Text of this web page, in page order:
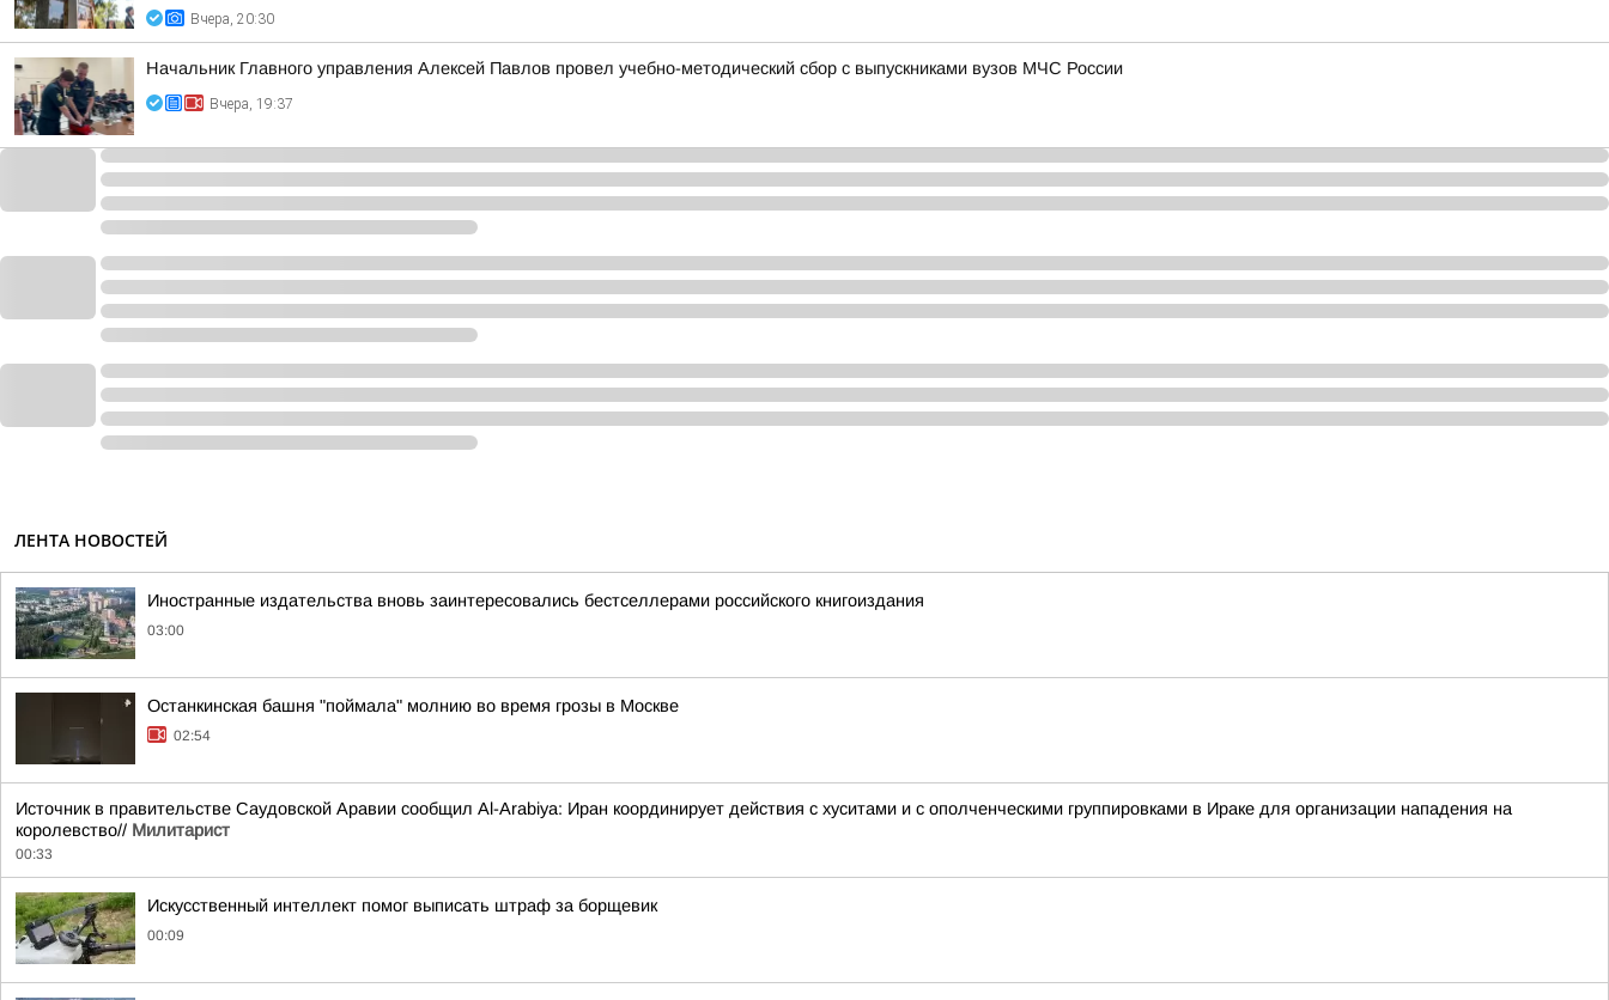
Вчера, 20:30
Начальник Главного управления Алексей Павлов провел учебно-методический сбор с выпускниками вузов МЧС России
Вчера, 19:37
ЛЕНТА НОВОСТЕЙ
Иностранные издательства вновь заинтересовались бестселлерами российского книгоиздания
03:00
Останкинская башня "поймала" молнию во время грозы в Москве
02:54
Источник в правительстве Саудовской Аравии сообщил Al-Arabiya: Иран координирует действия с хуситами и с ополченческими группировками в Ираке для организации нападения на
королевство// Милитарист
00:33
Искусственный интеллект помог выписать штраф за борщевик
00:09